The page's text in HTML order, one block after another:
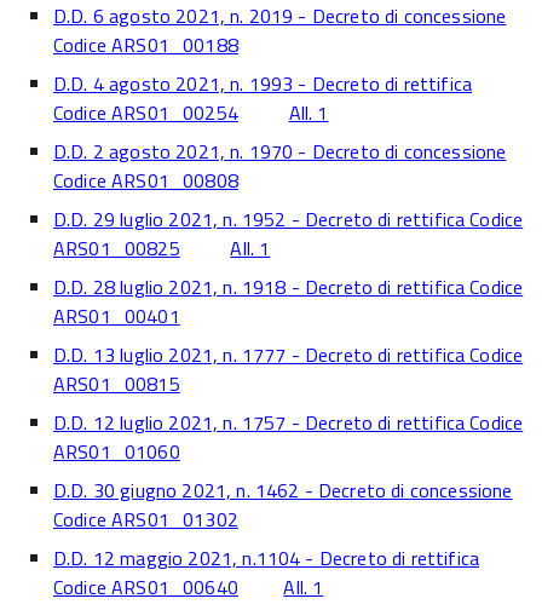
D.D. 6 agosto 2021, n. 2019 - Decreto di concessione
Codice ARS01_00188
D.D. 4 agosto 2021, n. 1993 - Decreto di rettifica
Codice ARS01_00254
All. 1
D.D. 2 agosto 2021, n. 1970 - Decreto di concessione
Codice ARS01_00808
D.D. 29 luglio 2021, n. 1952 - Decreto di rettifica Codice
ARS01_00825
All. 1
D.D. 28 luglio 2021, n. 1918 - Decreto di rettifica Codice
ARS01_00401
D.D. 13 luglio 2021, n. 1777 - Decreto di rettifica Codice
ARS01_00815
D.D. 12 luglio 2021, n. 1757 - Decreto di rettifica Codice
ARS01_01060
D.D. 30 giugno 2021, n. 1462 - Decreto di concessione
Codice ARS01_01302
D.D. 12 maggio 2021, n.1104 - Decreto di rettifica
Codice ARS01_00640
All. 1